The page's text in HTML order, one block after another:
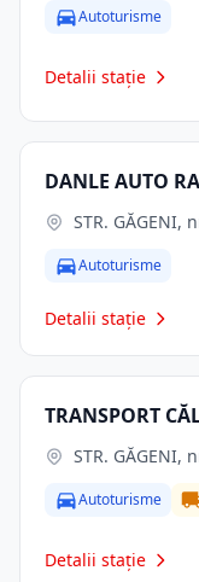
Autoturisme
Detalii stație
DANLE AUTO
STR. GĂGENI,
Autoturisme
Detalii stație
TRANSPORT
STR. GĂGENI,
Autoturisme
Detalii stație